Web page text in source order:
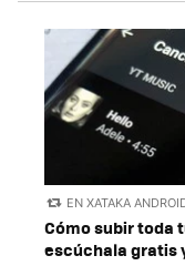
EN XATAKA
Cómo subir toda
escúchala gratis